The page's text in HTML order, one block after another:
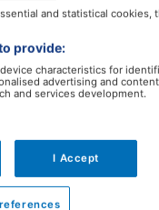
and statistical cookies,
provide:
characteristics for
advertising and
and services development.
I Accept